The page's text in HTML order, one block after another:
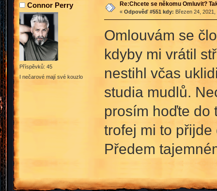
Connor Perry
Příspěvků: 45
I nečarové mají své kouzlo
Re:Chcete se někomu Omluvit?
« Odpověď #551 kdy: Březen 24,
Omlouvám se
kdyby mi vrátil
nestihl včas
studia mudlů.
prosím hoďte do
trofej mi to
Předem